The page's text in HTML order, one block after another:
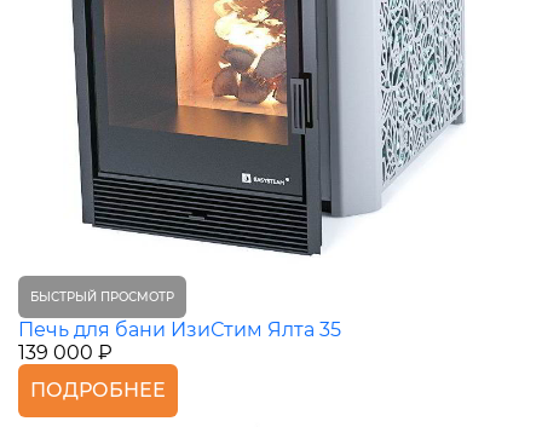
БЫСТРЫЙ ПРОСМОТР
Печь для бани ИзиСтим Ялта 35
139 000 ₽
ПОДРОБНЕЕ